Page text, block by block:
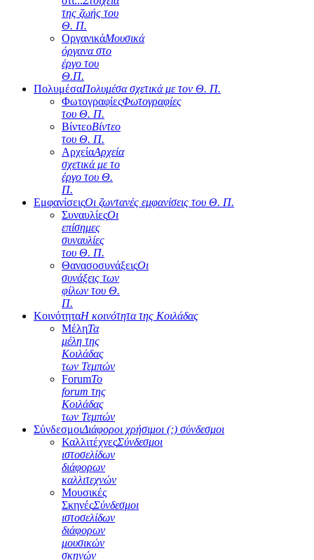
της ζωής του
Θ. Π.
ΟργανικάΜουσικά
όργανα στο
έργο του
Θ.Π.
ΠολυμέσαΠολυμέσα σχετικά με τον Θ. Π.
ΦωτογραφίεςΦωτογραφίες
του Θ. Π.
ΒίντεοΒίντεο
του Θ. Π.
ΑρχείαΑρχεία
σχετικά με το
έργο του Θ.
Π.
ΕμφανίσειςΟι ζωντανές εμφανίσεις του Θ. Π.
ΣυναυλίεςΟι
επίσημες
συναυλίες
του Θ. Π.
ΘανασοσυνάξειςΟι
συνάξεις των
φίλων του Θ.
Π.
ΚοινότηταΗ κοινότητα της Κοιλάδας
ΜέληΤα
μέλη της
Κοιλάδας
των Τεμπών
ForumΤο
forum της
Κοιλάδας
των Τεμπών
ΣύνδεσμοιΔιάφοροι χρήσιμοι (;) σύνδεσμοι
ΚαλλιτέχνεςΣύνδεσμοι
ιστοσελίδων
διάφορων
καλλιτεχνών
Μουσικές
ΣκηνέςΣύνδεσμοι
ιστοσελίδων
διάφορων
μουσικών
σκηνών